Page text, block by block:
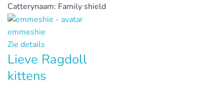
Catterynaam: Family shield
emmeshie
Zie details
Lieve Ragdoll
kittens